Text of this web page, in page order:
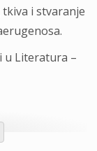
i stvaranje
u Literatura –